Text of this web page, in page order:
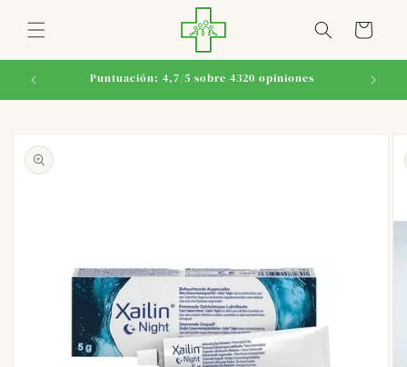
directamente
al contenido
Carrito
Puntuación: 4,7/5 sobre 4320 opiniones
a la
información